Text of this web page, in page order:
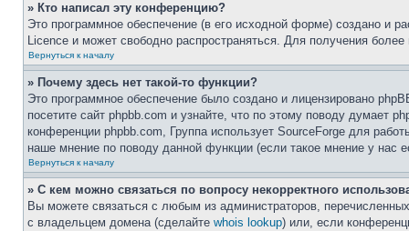
» Кто написал эту конференцию?
Это программное обеспечение (в его исходной форме) создано и
Licence и может свободно распространяться. Для получения
Вернуться к началу
» Почему здесь нет такой-то функции?
Это программное обеспечение было создано и лицензировано
посетите сайт phpbb.com и узнайте, что по этому поводу думает
конференции phpbb.com, Группа использует SourceForge для
наше мнение по поводу данной функции (если такое мнение у нас
Вернуться к началу
» С кем можно связаться по вопросу некорректного
Вы можете связаться с любым из администраторов,
с владельцем домена (сделайте whois lookup) или, если